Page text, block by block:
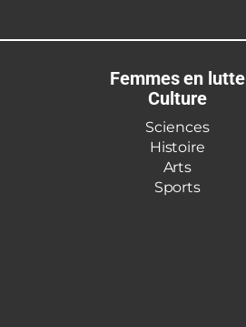
Femmes en lutte
Culture
Sciences
Histoire
Arts
Sports